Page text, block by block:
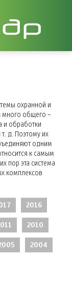
охранной и
много общего –
и обработки
д. Поэтому их
одним
к самым
пор эта система
комплексов
2016
2010
2004